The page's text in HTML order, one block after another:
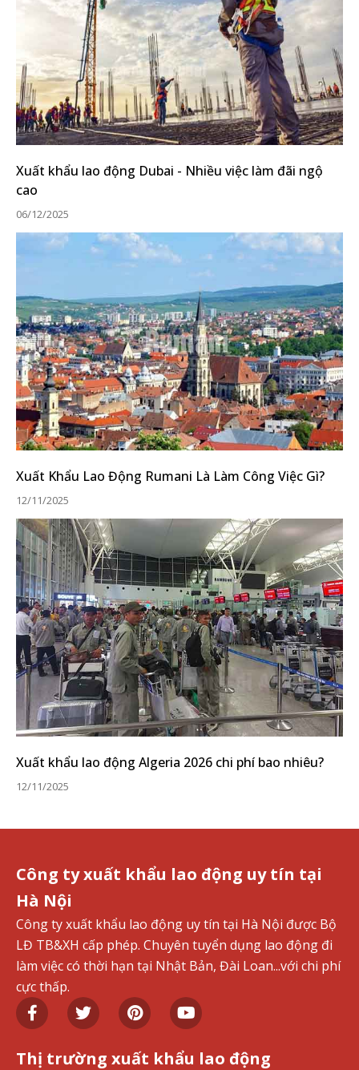
Xuất khẩu lao động Dubai - Nhiều việc làm đãi ngộ
cao
06/12/2025
Xuất Khẩu Lao Động Rumani Là Làm Công Việc Gì?
12/11/2025
Xuất khẩu lao động Algeria 2026 chi phí bao nhiêu?
12/11/2025
Công ty xuất khẩu lao động uy tín tại
Hà Nội
Công ty xuất khẩu lao động uy tín tại Hà Nội được Bộ
LĐ TB&XH cấp phép. Chuyên tuyển dụng lao động đi
làm việc có thời hạn tại Nhật Bản, Đài Loan...với chi phí
cực thấp.
Thị trường xuất khẩu lao động